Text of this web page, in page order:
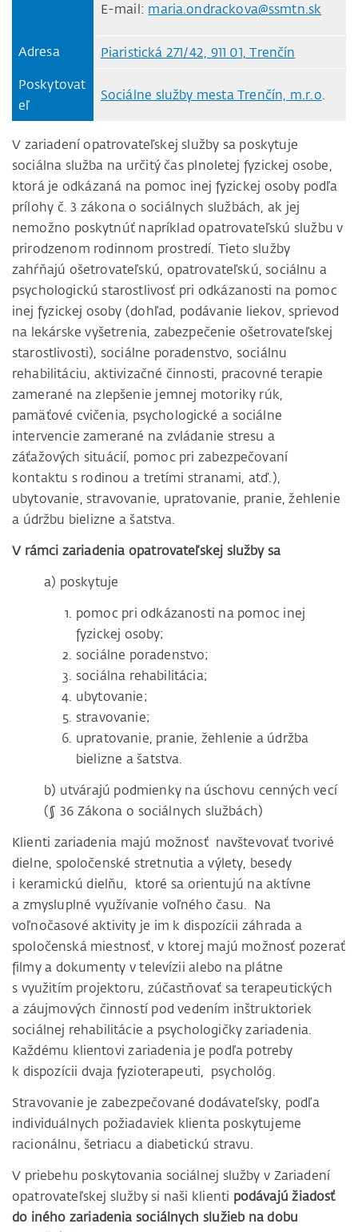
E-mail: maria.ondrackova@ssmtn.sk
Adresa
Piaristická 271/42, 911 01, Trenčín
Poskytovat
eľ
Sociálne služby mesta Trenčín, m.r.o.
V zariadení opatrovateľskej služby sa poskytuje
sociálna služba na určitý čas plnoletej fyzickej osobe,
ktorá je odkázaná na pomoc inej fyzickej osoby podľa
prílohy č. 3 zákona o sociálnych službách, ak jej
nemožno poskytnúť napríklad opatrovateľskú službu v
prirodzenom rodinnom prostredí. Tieto služby
zahŕňajú ošetrovateľskú, opatrovateľskú, sociálnu a
psychologickú starostlivosť pri odkázanosti na pomoc
inej fyzickej osoby (dohľad, podávanie liekov, sprievod
na lekárske vyšetrenia, zabezpečenie ošetrovateľskej
starostlivosti), sociálne poradenstvo, sociálnu
rehabilitáciu, aktivizačné činnosti, pracovné terapie
zamerané na zlepšenie jemnej motoriky rúk,
pamäťové cvičenia, psychologické a sociálne
intervencie zamerané na zvládanie stresu a
záťažových situácií, pomoc pri zabezpečovaní
kontaktu s rodinou a tretími stranami, atď.),
ubytovanie, stravovanie, upratovanie, pranie, žehlenie
a údržbu bielizne a šatstva.
V rámci zariadenia opatrovateľskej služby sa
a) poskytuje
pomoc pri odkázanosti na pomoc inej
fyzickej osoby;
sociálne poradenstvo;
sociálna rehabilitácia;
ubytovanie;
stravovanie;
upratovanie, pranie, žehlenie a údržba
bielizne a šatstva.
b) utvárajú podmienky na úschovu cenných vecí
(§ 36 Zákona o sociálnych službách)
Klienti zariadenia majú možnosť navštevovať tvorivé
dielne, spoločenské stretnutia a výlety, besedy
i keramickú dielňu, ktoré sa orientujú na aktívne
a zmysluplné využívanie voľného času. Na
voľnočasové aktivity je im k dispozícii záhrada a
spoločenská miestnosť, v ktorej majú možnosť pozerať
filmy a dokumenty v televízii alebo na plátne
s využitím projektoru, zúčastňovať sa terapeutických
a záujmových činností pod vedením inštruktoriek
sociálnej rehabilitácie a psychologičky zariadenia.
Každému klientovi zariadenia je podľa potreby
k dispozícii dvaja fyzioterapeuti, psychológ.
Stravovanie je zabezpečované dodávateľsky, podľa
individuálnych požiadaviek klienta poskytujeme
racionálnu, šetriacu a diabetickú stravu.
V priebehu poskytovania sociálnej služby v Zariadení
opatrovateľskej služby si naši klienti podávajú žiadosť
do iného zariadenia sociálnych služieb na dobu